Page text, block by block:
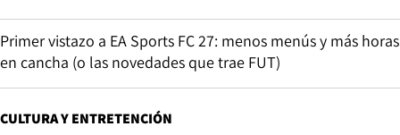
Primer vistazo a EA Sports FC 27: menos menús y más horas
en cancha (o las novedades que trae FUT)
CULTURA Y ENTRETENCIÓN